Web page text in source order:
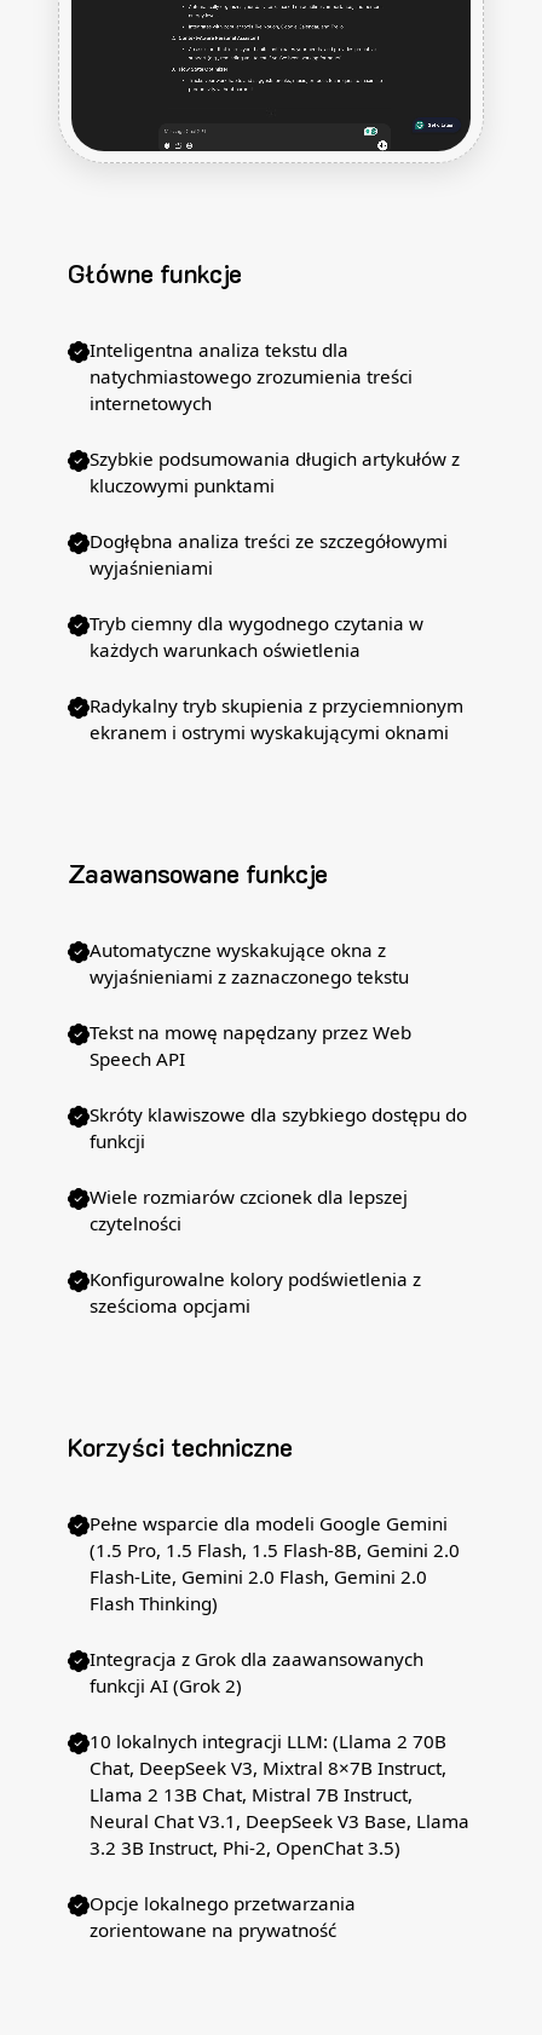
Główne funkcje
Inteligentna analiza tekstu dla
natychmiastowego zrozumienia treści
internetowych
Szybkie podsumowania długich artykułów z
kluczowymi punktami
Dogłębna analiza treści ze szczegółowymi
wyjaśnieniami
Tryb ciemny dla wygodnego czytania w
każdych warunkach oświetlenia
Radykalny tryb skupienia z przyciemnionym
ekranem i ostrymi wyskakującymi oknami
Zaawansowane funkcje
Automatyczne wyskakujące okna z
wyjaśnieniami z zaznaczonego tekstu
Tekst na mowę napędzany przez Web
Speech API
Skróty klawiszowe dla szybkiego dostępu do
funkcji
Wiele rozmiarów czcionek dla lepszej
czytelności
Konfigurowalne kolory podświetlenia z
sześcioma opcjami
Korzyści techniczne
Pełne wsparcie dla modeli Google Gemini
(1.5 Pro, 1.5 Flash, 1.5 Flash-8B, Gemini 2.0
Flash-Lite, Gemini 2.0 Flash, Gemini 2.0
Flash Thinking)
Integracja z Grok dla zaawansowanych
funkcji AI (Grok 2)
10 lokalnych integracji LLM: (Llama 2 70B
Chat, DeepSeek V3, Mixtral 8×7B Instruct,
Llama 2 13B Chat, Mistral 7B Instruct,
Neural Chat V3.1, DeepSeek V3 Base, Llama
3.2 3B Instruct, Phi-2, OpenChat 3.5)
Opcje lokalnego przetwarzania
zorientowane na prywatność